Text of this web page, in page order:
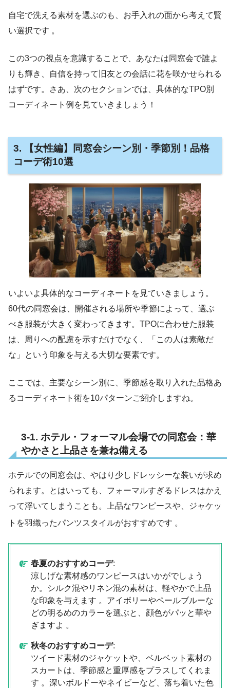
自宅で洗える素材を選ぶのも、お手入れの面から考えて賢
い選択です 。
この3つの視点を意識することで、あなたは同窓会で誰よ
りも輝き、自信を持って旧友との会話に花を咲かせられる
はずです。さあ、次のセクションでは、具体的なTPO別
コーディネート例を見ていきましょう！
3. 【女性編】同窓会シーン別・季節別！品格
コーデ術10選
いよいよ具体的なコーディネートを見ていきましょう。
60代の同窓会は、開催される場所や季節によって、選ぶ
べき服装が大きく変わってきます。TPOに合わせた服装
は、周りへの配慮を示すだけでなく、「この人は素敵だ
な」という印象を与える大切な要素です。
ここでは、主要なシーン別に、季節感を取り入れた品格あ
るコーディネート術を10パターンご紹介しますね。
3-1. ホテル・フォーマル会場での同窓会：華
やかさと上品さを兼ね備える
ホテルでの同窓会は、やはり少しドレッシーな装いが求め
られます。とはいっても、フォーマルすぎるドレスはかえ
って浮いてしまうことも。上品なワンピースや、ジャケッ
トを羽織ったパンツスタイルがおすすめです 。
春夏のおすすめコーデ:
涼しげな素材感のワンピースはいかがでしょう
か。シルク混やリネン混の素材は、軽やかで上品
な印象を与えます 。アイボリーやペールブルーな
どの明るめのカラーを選ぶと、顔色がパッと華や
ぎますよ 。
秋冬のおすすめコーデ:
ツイード素材のジャケットや、ベルベット素材の
スカートは、季節感と重厚感をプラスしてくれま
す 。深いボルドーやネイビーなど、落ち着いた色